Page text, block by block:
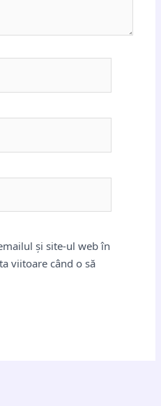
și site-ul web în
viitoare când o să